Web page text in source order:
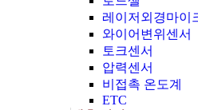
레이저외경마이
와이어변위센서
토크센서
압력센서
비접촉 온도계
ETC